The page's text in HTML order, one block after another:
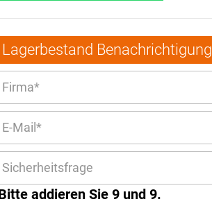
Lagerbestand Benachrichtigung
addieren Sie 9 und 9.